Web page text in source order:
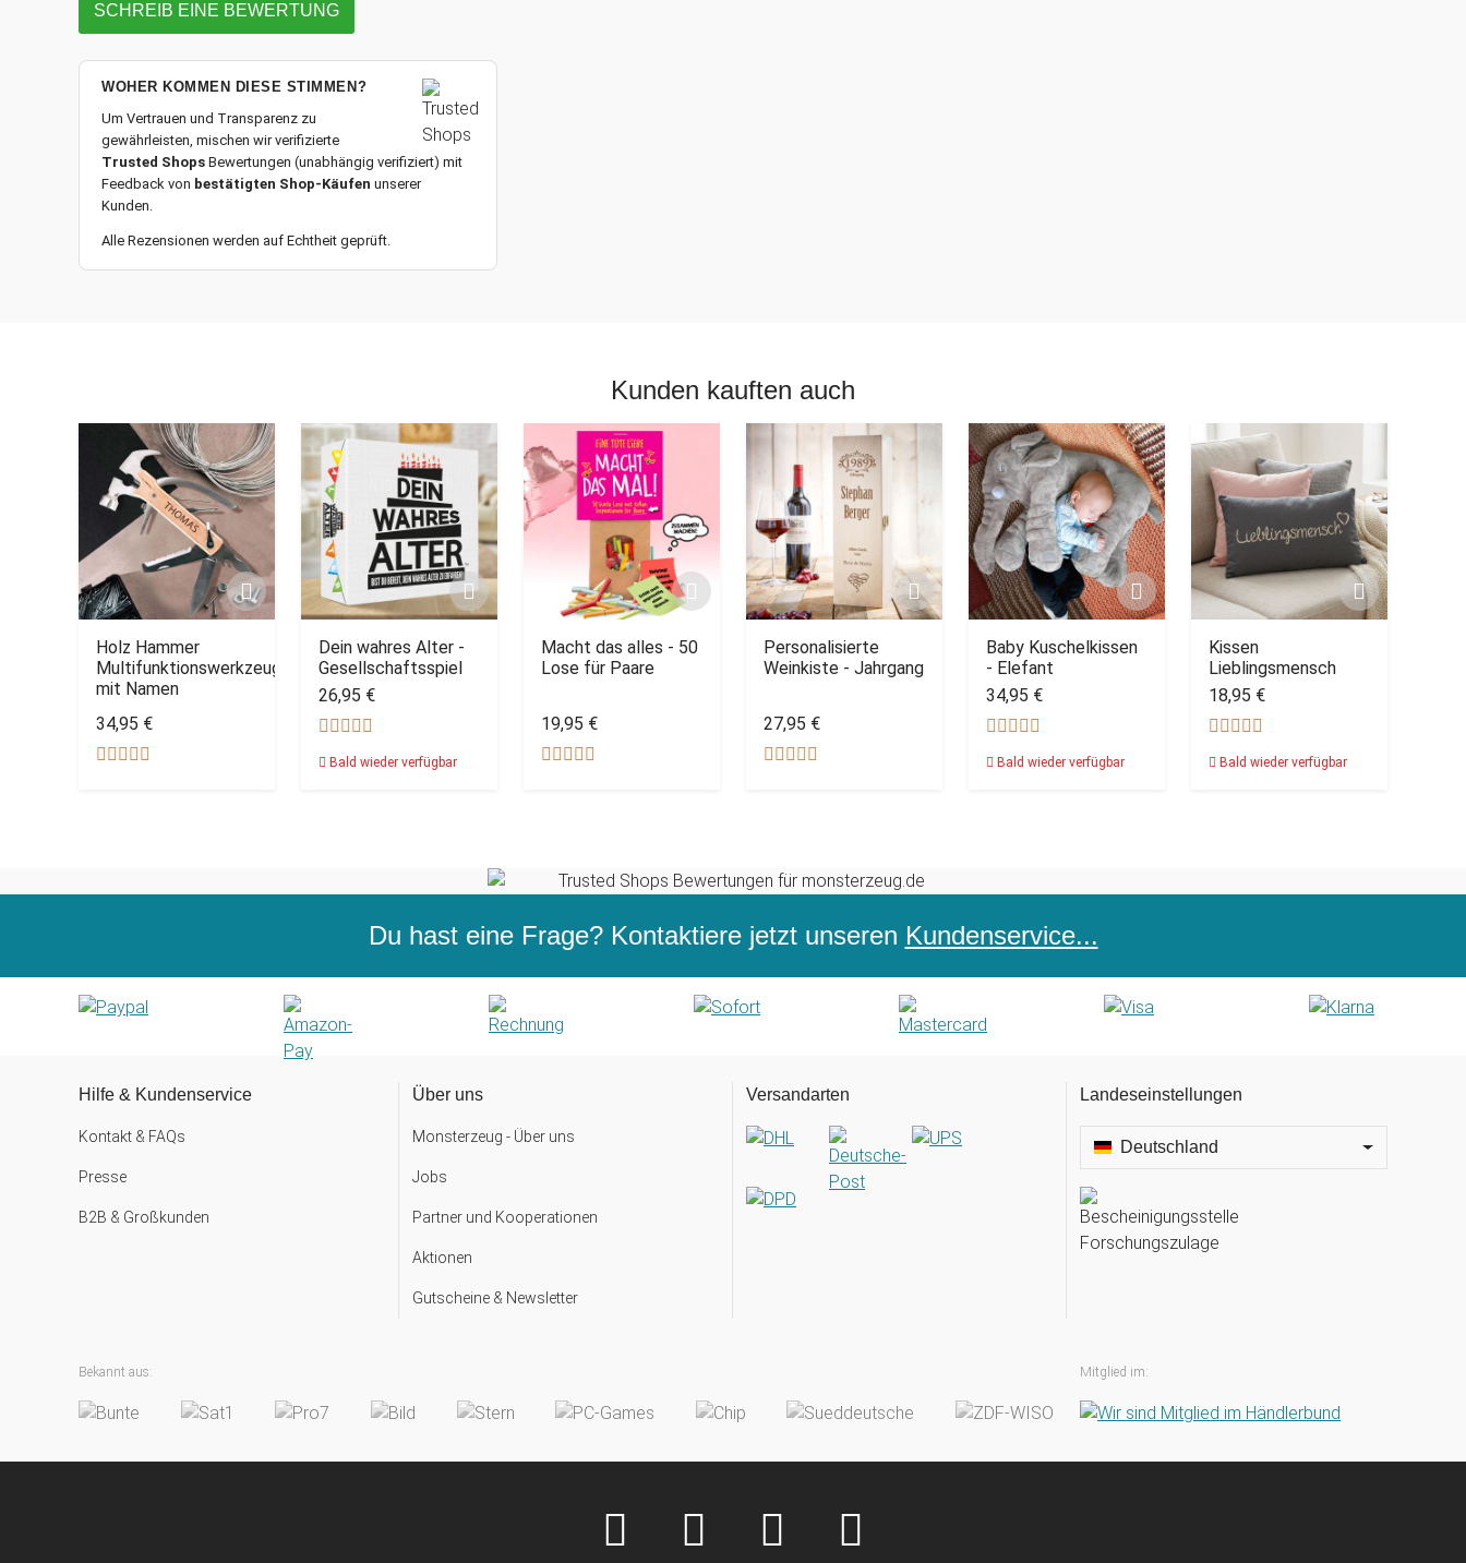
SCHREIB EINE BEWERTUNG
WOHER KOMMEN DIESE STIMMEN?
Um Vertrauen und Transparenz zu
gewährleisten, mischen wir verifizierte
Trusted Shops Bewertungen (unabhängig verifiziert) mit
Feedback von bestätigten Shop-Käufen unserer
Kunden.
Alle Rezensionen werden auf Echtheit geprüft.
Kunden kauften auch
Holz Hammer
Multifunktionswerkzeug
mit Namen
34,95 €
Dein wahres Alter -
Gesellschaftsspiel
26,95 €
Bald wieder verfügbar
Macht das alles - 50
Lose für Paare
19,95 €
Personalisierte
Weinkiste - Jahrgang
27,95 €
Baby Kuschelkissen
- Elefant
34,95 €
Bald wieder verfügbar
Kissen
Lieblingsmensch
18,95 €
Bald wieder verfügbar
Du hast eine Frage? Kontaktiere jetzt unseren Kundenservice...
Hilfe & Kundenservice
Kontakt & FAQs
Presse
B2B & Großkunden
Über uns
Monsterzeug - Über uns
Jobs
Partner und Kooperationen
Aktionen
Gutscheine & Newsletter
Versandarten Landeseinstellungen
Deutschland
Bekannt aus: Mitglied im: